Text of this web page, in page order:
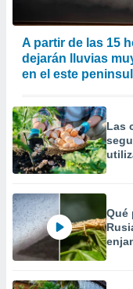
A partir de las 15
dejarán lluvias
en el este
Las
Qué